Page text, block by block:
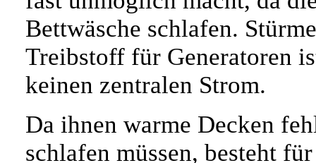
Bettwäsche schlafen.
Treibstoff für Generatoren
keinen zentralen Strom.
Da ihnen warme Decken
schlafen müssen, besteht